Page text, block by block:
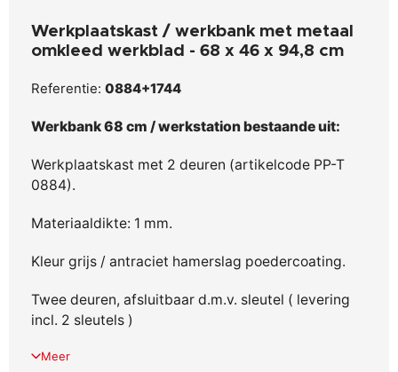
Werkplaatskast / werkbank met metaal
omkleed werkblad - 68 x 46 x 94,8 cm
Referentie: 0884+1744
Werkbank 68 cm / werkstation bestaande uit:
Werkplaatskast met 2 deuren (artikelcode PP-T
0884).
Materiaaldikte: 1 mm.
Kleur grijs / antraciet hamerslag poedercoating.
Twee deuren, afsluitbaar d.m.v. sleutel ( levering
incl. 2 sleutels )
Meer